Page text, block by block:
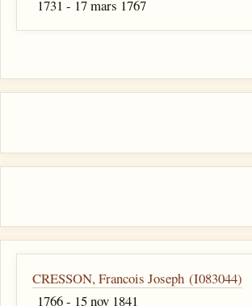
1731 - 17 mars 1767
CRESSON, Francois Joseph (I083044)
1766 - 15 nov 1841